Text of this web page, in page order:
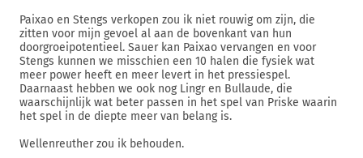
Paixao en Stengs verkopen zou ik niet rouwig om zijn, die
zitten voor mijn gevoel al aan de bovenkant van hun
doorgroeipotentieel. Sauer kan Paixao vervangen en voor
Stengs kunnen we misschien een 10 halen die fysiek wat
meer power heeft en meer levert in het pressiespel.
Daarnaast hebben we ook nog Lingr en Bullaude, die
waarschijnlijk wat beter passen in het spel van Priske waarin
het spel in de diepte meer van belang is.
Wellenreuther zou ik behouden.